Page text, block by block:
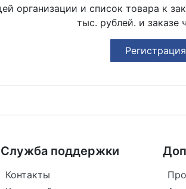
организации и список товара к
тыс. рублей. и заказе
Регистрация
Служба поддержки
Контакты